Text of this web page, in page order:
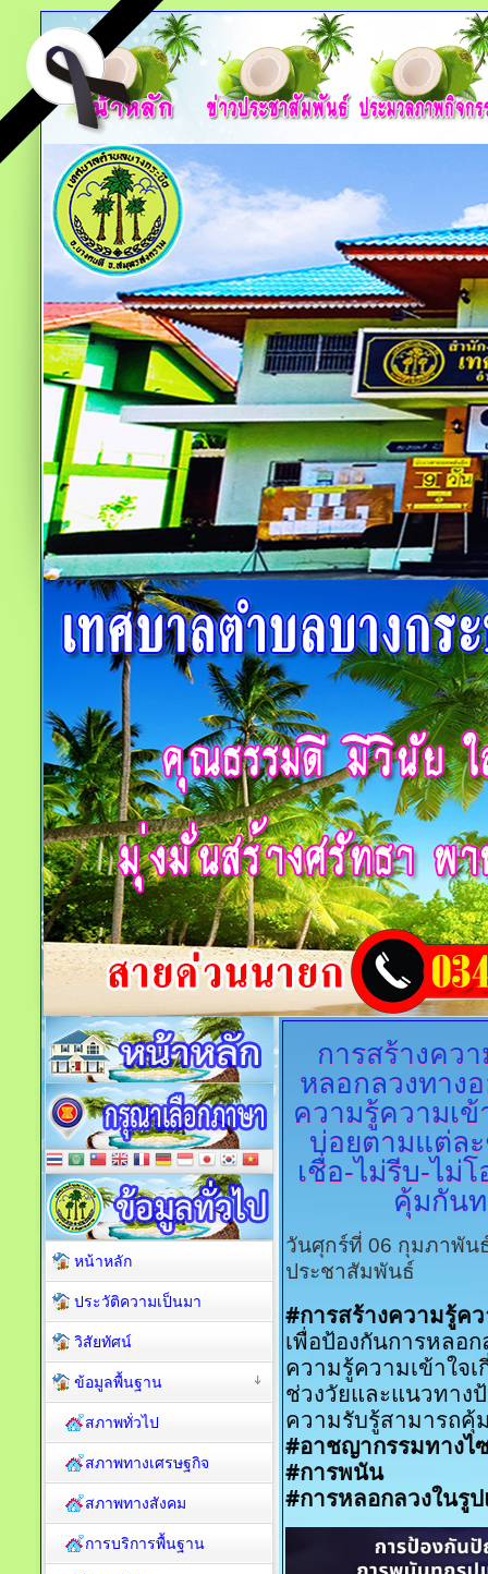
การสร้างคว
หลอกลวงทาง
ความรู้ความเ
บ่อยตามแต่ล
เชื่อ-ไม่รีบ-ไม่
คุ้มกัน
วันศุกร์ที่ 06 กุมภาพัน
ประชาสัมพันธ์
#การสร้างความรู้ค
เพื่อป้องกันการหลอ
ความรู้ความเข้าใจ
ช่วงวัยและแนวทาง
ความรับรู้สามารถคุ้
#อาชญากรรมทางไ
#การพนัน
#การหลอกลวงในรู
หน้าหลัก
ประวัติความเป็นมา
วิสัยทัศน์
ข้อมูลพื้นฐาน
สภาพทั่วไป
สภาพทางเศรษฐกิจ
สภาพทางสังคม
การบริการพื้นฐาน